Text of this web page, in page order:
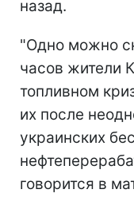
назад.
"Одно можно
часов жители
топливном
их после
украинских
говорится в